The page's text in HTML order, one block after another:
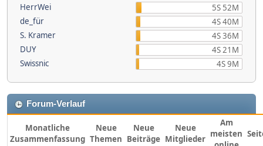
HerrWei
5S 52M
de_für
4S 40M
S. Kramer
4S 36M
DUY
4S 21M
Swissnic
4S 9M
Forum-Verlauf
Monatliche
Zusammenfassung
Neue
Themen
Neue
Beiträge
Neue
Mitglieder
Am
meisten